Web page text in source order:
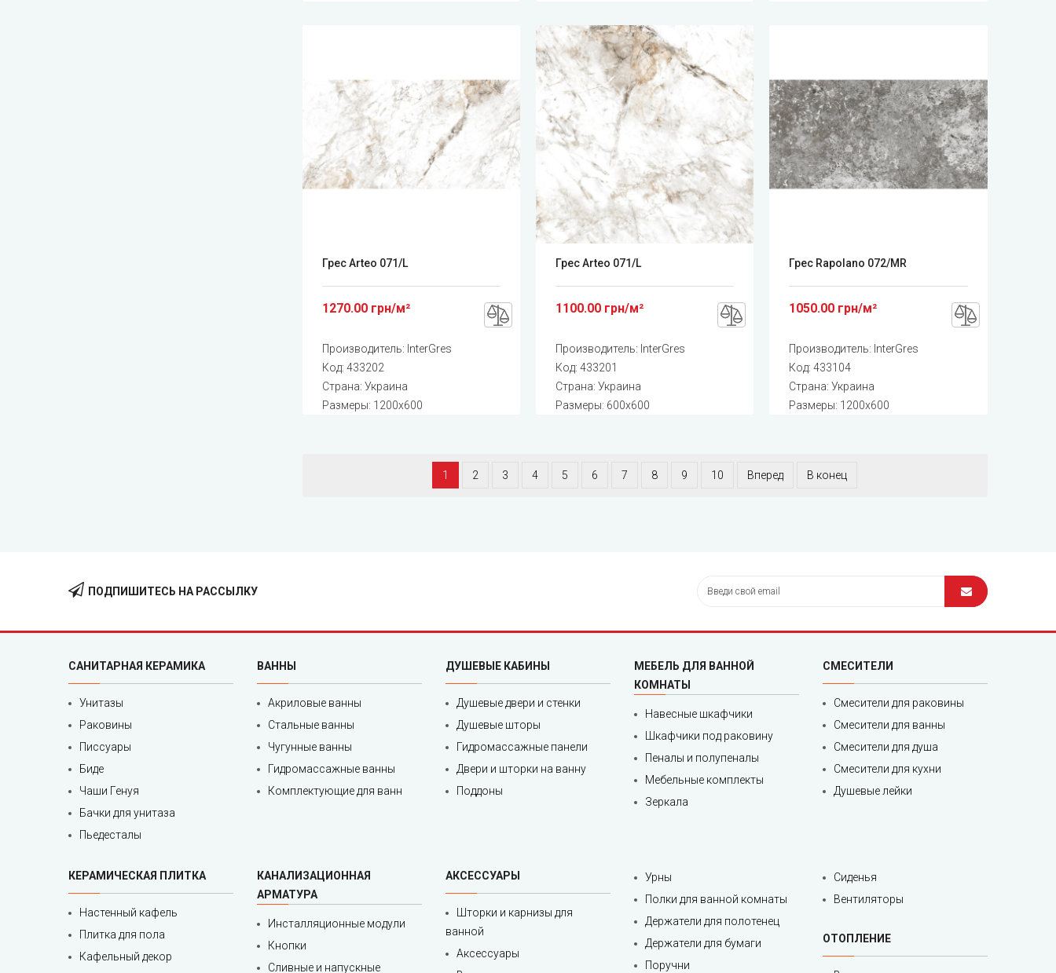
Грес Arteo 071/L
1270.00 грн/м²
Производитель: InterGres
Код: 433202
Страна: Украина
Размеры: 1200x600
Грес Arteo 071/L
1100.00 грн/м²
Производитель: InterGres
Код: 433201
Страна: Украина
Размеры: 600x600
Грес Rapolano 072/MR
1050.00 грн/м²
Производитель: InterGres
Код:433104
Страна: Украина
Размеры: 1200x600
1 2 3 4 5 6 7 8 9 10 Вперед В конец
ПОДПИШИТЕСЬ НА РАССЫЛКУ
САНИТАРНАЯ КЕРАМИКА
Унитазы
Раковины
Писсуары
Биде
Чаши Генуя
Бачки для унитаза
Пьедесталы
ВАННЫ
Акриловые ванны
Стальные ванны
Чугунные ванны
Гидромассажные ванны
Комплектующие для ванн
ДУШЕВЫЕ КАБИНЫ
Душевые двери и стенки
Душевые шторы
Гидромассажные панели
Двери и шторки на ванну
Поддоны
МЕБЕЛЬ ДЛЯ ВАННОЙ
КОМНАТЫ
Навесные шкафчики
Шкафчики под раковину
Пеналы и полупеналы
Мебельные комплекты
Зеркала
СМЕСИТЕЛИ
Смесители для раковины
Смесители для ванны
Смесители для душа
Смесители для кухни
Душевые лейки
КЕРАМИЧЕСКАЯ ПЛИТКА
Настенный кафель
Плитка для пола
Кафельный декор
КАНАЛИЗАЦИОННАЯ
АРМАТУРА
Инсталляционные модули
Кнопки
Сливные и напускные
АКСЕССУАРЫ
Шторки и карнизы для
ванной
Аксессуары
Урны
Полки для ванной комнаты
Держатели для полотенец
Держатели для бумаги
Поручни
Сиденья
Вентиляторы
ОТОПЛЕНИЕ